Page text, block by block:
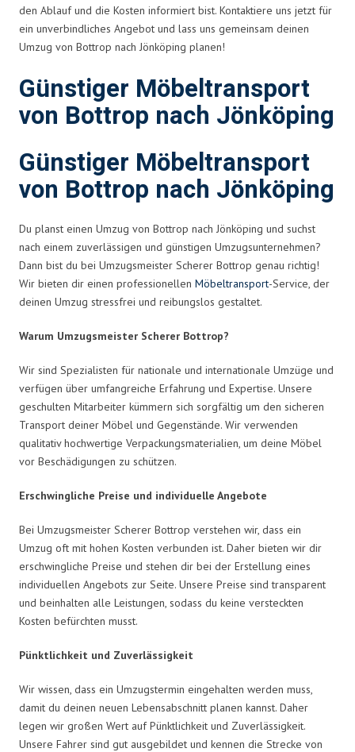
den Ablauf und die Kosten informiert bist. Kontaktiere uns jetzt für
ein unverbindliches Angebot und lass uns gemeinsam deinen
Umzug von Bottrop nach Jönköping planen!
Günstiger Möbeltransport
von Bottrop nach Jönköping
Günstiger Möbeltransport
von Bottrop nach Jönköping
Du planst einen Umzug von Bottrop nach Jönköping und suchst
nach einem zuverlässigen und günstigen Umzugsunternehmen?
Dann bist du bei Umzugsmeister Scherer Bottrop genau richtig!
Wir bieten dir einen professionellen Möbeltransport-Service, der
deinen Umzug stressfrei und reibungslos gestaltet.
Warum Umzugsmeister Scherer Bottrop?
Wir sind Spezialisten für nationale und internationale Umzüge und
verfügen über umfangreiche Erfahrung und Expertise. Unsere
geschulten Mitarbeiter kümmern sich sorgfältig um den sicheren
Transport deiner Möbel und Gegenstände. Wir verwenden
qualitativ hochwertige Verpackungsmaterialien, um deine Möbel
vor Beschädigungen zu schützen.
Erschwingliche Preise und individuelle Angebote
Bei Umzugsmeister Scherer Bottrop verstehen wir, dass ein
Umzug oft mit hohen Kosten verbunden ist. Daher bieten wir dir
erschwingliche Preise und stehen dir bei der Erstellung eines
individuellen Angebots zur Seite. Unsere Preise sind transparent
und beinhalten alle Leistungen, sodass du keine versteckten
Kosten befürchten musst.
Pünktlichkeit und Zuverlässigkeit
Wir wissen, dass ein Umzugstermin eingehalten werden muss,
damit du deinen neuen Lebensabschnitt planen kannst. Daher
legen wir großen Wert auf Pünktlichkeit und Zuverlässigkeit.
Unsere Fahrer sind gut ausgebildet und kennen die Strecke von